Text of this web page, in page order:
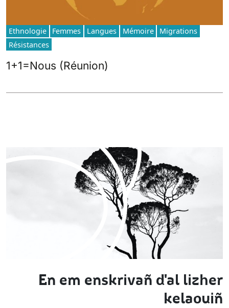
Ethnologie Femmes Langues Mémoire
Migrations
Résistances
1+1=Nous (Réunion)
En em enskrivañ d'al lizher
kelaouiñ